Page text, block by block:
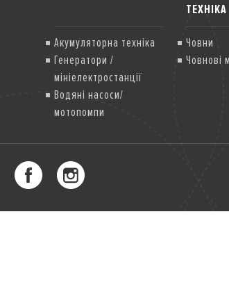
Акумуляторна техніка
Генератори /
мініелектростанції
Водяні насоси/
мотопомпи
Газонокосарки
Мультисистема
Снігоприбиральники
призначення
ТЕХНІКА
Човни
Човнові